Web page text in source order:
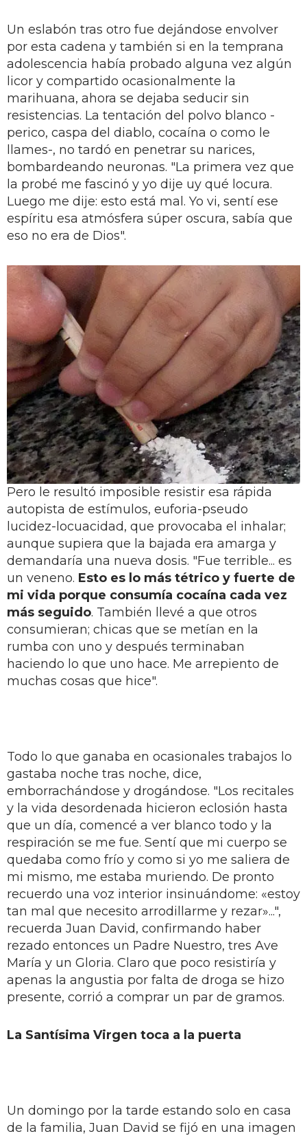
Un eslabón tras otro fue dejándose envolver
por esta cadena y también si en la temprana
adolescencia había probado alguna vez algún
licor y compartido ocasionalmente la
marihuana, ahora se dejaba seducir sin
resistencias. La tentación del polvo blanco -
perico, caspa del diablo, cocaína o como le
llames-, no tardó en penetrar su narices,
bombardeando neuronas. "La primera vez que
la probé me fascinó y yo dije uy qué locura.
Luego me dije: esto está mal. Yo vi, sentí ese
espíritu esa atmósfera súper oscura, sabía que
eso no era de Dios".
Pero le resultó imposible resistir esa rápida
autopista de estímulos, euforia-pseudo
lucidez-locuacidad, que provocaba el inhalar;
aunque supiera que la bajada era amarga y
demandaría una nueva dosis. "Fue terrible... es
un veneno. Esto es lo más tétrico y fuerte de
mi vida porque consumía cocaína cada vez
más seguido. También llevé a que otros
consumieran; chicas que se metían en la
rumba con uno y después terminaban
haciendo lo que uno hace. Me arrepiento de
muchas cosas que hice".
Todo lo que ganaba en ocasionales trabajos lo
gastaba noche tras noche, dice,
emborrachándose y drogándose. "Los recitales
y la vida desordenada hicieron eclosión hasta
que un día, comencé a ver blanco todo y la
respiración se me fue. Sentí que mi cuerpo se
quedaba como frío y como si yo me saliera de
mi mismo, me estaba muriendo. De pronto
recuerdo una voz interior insinuándome: «estoy
tan mal que necesito arrodillarme y rezar»...",
recuerda Juan David, confirmando haber
rezado entonces un Padre Nuestro, tres Ave
María y un Gloria. Claro que poco resistiría y
apenas la angustia por falta de droga se hizo
presente, corrió a comprar un par de gramos.
La Santísima Virgen toca a la puerta
Un domingo por la tarde estando solo en casa
de la familia, Juan David se fijó en una imagen